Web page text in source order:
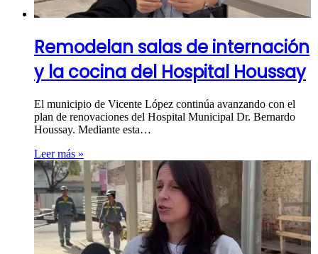
Remodelan salas de internación
y la cocina del Hospital Houssay
El municipio de Vicente López continúa avanzando con el
plan de renovaciones del Hospital Municipal Dr. Bernardo
Houssay. Mediante esta…
Leer más »